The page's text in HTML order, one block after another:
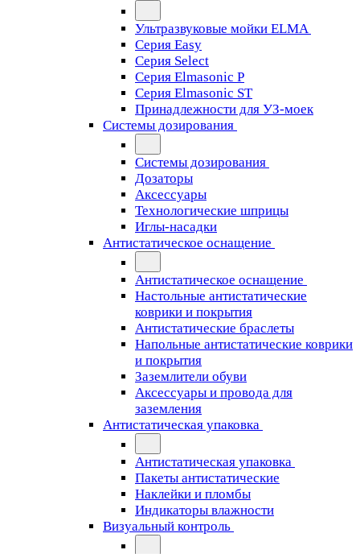
Ультразвуковые мойки ELMA
Серия Easy
Серия Select
Серия Elmasonic P
Серия Elmasonic ST
Принадлежности для УЗ-моек
Системы дозирования
Системы дозирования
Дозаторы
Аксессуары
Технологические шприцы
Иглы-насадки
Антистатическое оснащение
Антистатическое оснащение
Настольные антистатические
коврики и покрытия
Антистатические браслеты
Напольные антистатические коврики
и покрытия
Заземлители обуви
Аксессуары и провода для
заземления
Антистатическая упаковка
Антистатическая упаковка
Пакеты антистатические
Наклейки и пломбы
Индикаторы влажности
Визуальный контроль